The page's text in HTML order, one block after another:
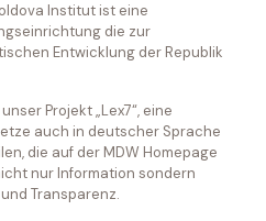
Institut ist eine
die zur
Entwicklung der Republik
Projekt „Lex7“, eine
auch in deutscher Sprache
die auf der MDW Homepage
nur Information sondern
Transparenz.